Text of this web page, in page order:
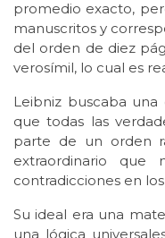
promedio exacto,
manuscritos y
del orden de diez
verosímil, lo cual es
Leibniz buscaba
que todas las
parte de un orden
extraordinario que
contradicciones en
Su ideal era una
una lógica